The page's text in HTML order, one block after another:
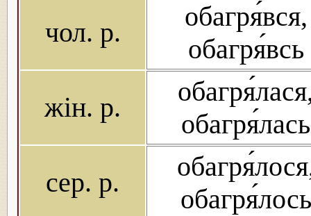
чол. р.
обагря́вся,
обагря́всь
жін. р.
обагря́лась
сер. р.
обагря́лось